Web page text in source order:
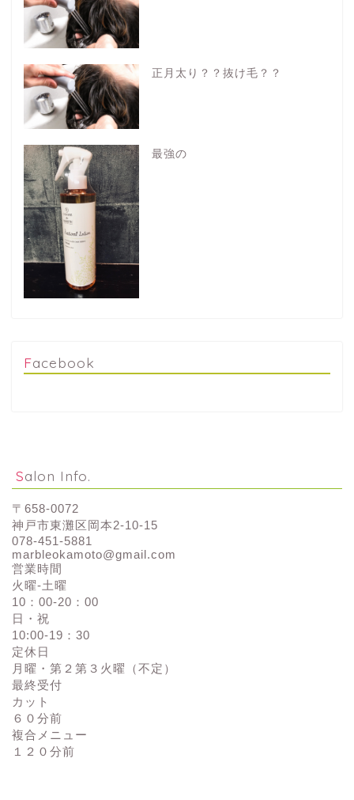
正月太り？？抜け毛？？
最強の
Facebook
Salon Info.
〒658-0072
神戸市東灘区岡本2-10-15
078-451-5881
marbleokamoto@gmail.com
営業時間
火曜-土曜
10：00-20：00
日・祝
10:00-19：30
定休日
月曜・第２第３火曜（不定）
最終受付
カット
６０分前
複合メニュー
１２０分前